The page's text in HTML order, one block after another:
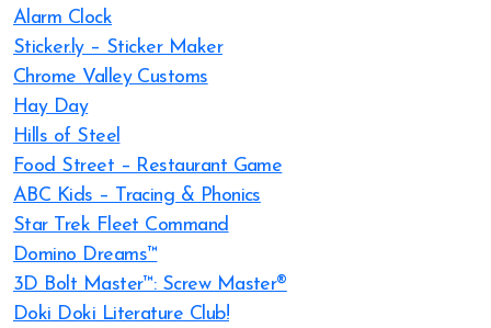
Alarm Clock
Sticker.ly – Sticker Maker
Chrome Valley Customs
Hay Day
Hills of Steel
Food Street – Restaurant Game
ABC Kids – Tracing & Phonics
Star Trek Fleet Command
Domino Dreams™
3D Bolt Master™: Screw Master®
Doki Doki Literature Club!